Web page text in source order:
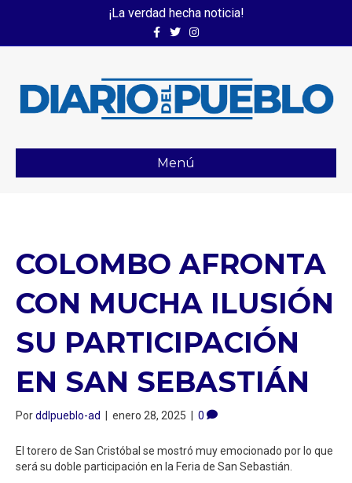
¡La verdad hecha noticia!
FacebookTwitterInstagram
Menú
COLOMBO AFRONTA
CON MUCHA ILUSIÓN
SU PARTICIPACIÓN
EN SAN SEBASTIÁN
Porddlpueblo-ad | enero 28, 2025 | 0
El torero de San Cristóbal se mostró muy emocionado por lo que
será su doble participación en la Feria de San Sebastián.